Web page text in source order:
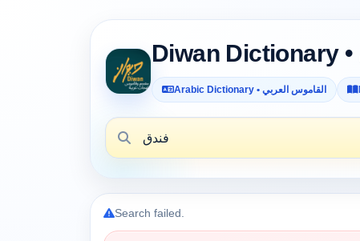
Arabic Dictionary • القاموس العربي
Search failed.